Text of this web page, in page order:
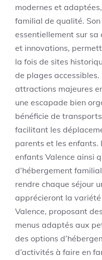
modernes et
familial de qualité.
essentiellement sur
et innovations,
la fois de sites
de plages
attractions majeures
une escapade bien
bénéficie de
facilitant les
parents et les
enfants Valence ainsi
d’hébergement
rendre chaque séjour
apprécieront la
Valence, proposant
menus adaptés aux
des options
d’activités à faire en